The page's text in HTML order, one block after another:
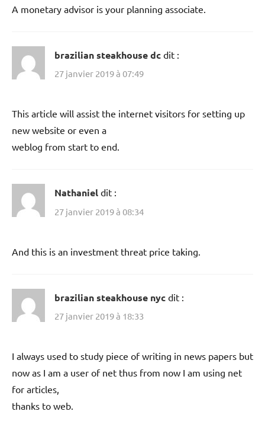
A monetary advisor is your planning associate.
brazilian steakhouse dc dit :
27 janvier 2019 à 07:49
This article will assist the internet visitors for setting up
new website or even a
weblog from start to end.
Nathaniel dit :
27 janvier 2019 à 08:34
And this is an investment threat price taking.
brazilian steakhouse nyc dit :
27 janvier 2019 à 18:33
I always used to study piece of writing in news papers but
now as I am a user of net thus from now I am using net
for articles,
thanks to web.